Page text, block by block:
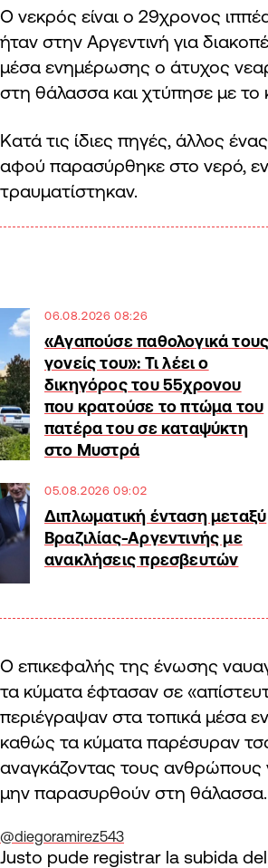
Ο νεκρός είναι ο 29χρονος
ήταν στην Αργεντινή για
μέσα ενημέρωσης ο άτυχος
στη θάλασσα και χτύπησε με το
Κατά τις ίδιες πηγές, άλλος
αφού παρασύρθηκε στο νερό,
τραυματίστηκαν.
06.08.2026 08:26
«Αγαπούσε παθολογικά τους
γονείς του»: Τι λέει ο
δικηγόρος του 55χρονου
που κρατούσε το πτώμα του
πατέρα του σε καταψύκτη
στο Μυστρά
05.08.2026 09:02
Διπλωματική ένταση μεταξύ
Βραζιλίας-Αργεντινής με
ανακλήσεις πρεσβευτών
Ο επικεφαλής της ένωσης
τα κύματα έφτασαν σε
περιέγραψαν στα τοπικά μέσα
καθώς τα κύματα παρέσυραν
αναγκάζοντας τους ανθρώπους
μην παρασυρθούν στη θάλασσα.
@diegoramirez543
Justo pude registrar la subida